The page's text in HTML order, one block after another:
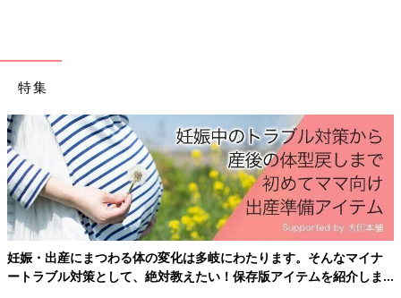
家事と暮らしの研究家。家事も子育ても仕事も、「楽しむこと」
がモットーとして、シンプルで心地よい日々の暮らしぶりを綴
る、ブログ「生活のメモ」が人気。17歳と7歳の2児のママ。著
書に『家事が好きになる暮らしの工夫』（エクスナレッジ）『た
めこまない暮らし 日々の家しごとを新鮮に』（エムディエヌコ
ーポレーション）などがある。
※文中のコメントは「たまひよ」アプリユーザーから集めた体験
談を再編集したものです。
※記事の内容は記事執筆当時の情報であり、現在と異なる場合が
特集
妊娠・出産にまつわる体の変化は多岐にわたります。そんなマイナ
ートラブル対策として、絶対教えたい！保存版アイテムを紹介しま